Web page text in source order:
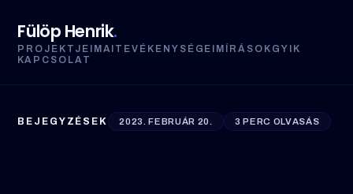
Fülöp Henrik.
PROJEKTJEIM AI TEVÉKENYSÉGEIM ÍRÁSOK GYIK
KAPCSOLAT
BEJEGYZÉSEK 2023. FEBRUÁR 20. 3 PERC OLVASÁS